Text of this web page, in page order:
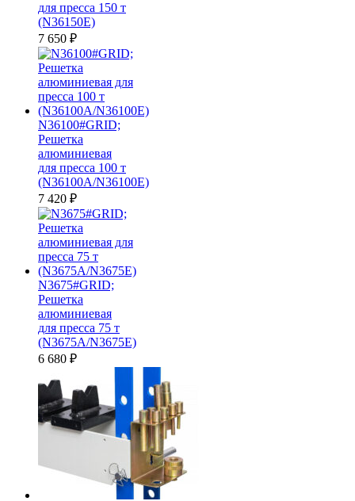
для пресса 150 т
(N36150E)
7 650 ₽
N36100#GRID;
Решетка
алюминиевая
для пресса 100 т
(N36100A/N36100E)
7 420 ₽
N3675#GRID;
Решетка
алюминиевая
для пресса 75 т
(N3675A/N3675E)
6 680 ₽